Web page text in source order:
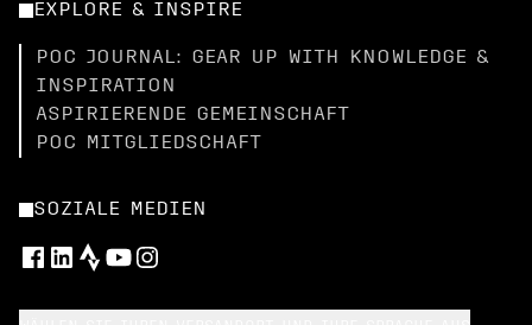
EXPLORE & INSPIRE
POC JOURNAL: GEAR UP WITH KNOWLEDGE &
INSPIRATION
ASPIRIERENDE GEMEINSCHAFT
POC MITGLIEDSCHAFT
SOZIALE MEDIEN